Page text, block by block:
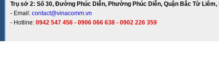
Trụ sở 2: Số 30, Đường Phúc Diễn, Phường Phúc Diễn, Quận Bắc Từ Liêm,
- Email: contact@vinacomm.vn
- Hotline: 0942 547 456 - 0906 066 638 - 0902 226 359